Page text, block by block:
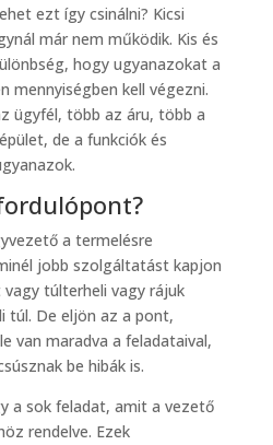
ezt így csinálni? Kicsi
már nem működik. Kis és
hogy ugyanazokat a
mennyiségben kell végezni.
ügyfél, több az áru, több a
de a funkciók és
a termelésre
jobb szolgáltatást kapjon
túlterheli vagy rájuk
túl. De eljön az a pont,
van maradva a feladataival,
be hibák is.
a sok feladat, amit a vezető
rendelve. Ezek